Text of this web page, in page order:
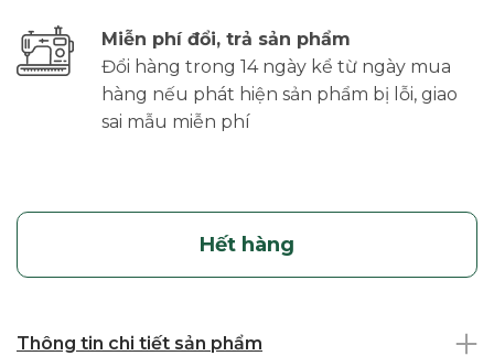
Miễn phí đổi, trả sản phẩm
Đổi hàng trong 14 ngày kể từ ngày mua
hàng nếu phát hiện sản phẩm bị lỗi, giao
sai mẫu miễn phí
Hết hàng
Thông tin chi tiết sản phẩm